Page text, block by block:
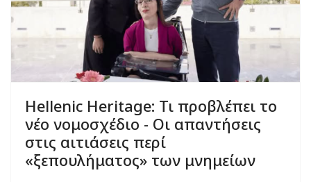
Hellenic Heritage: Τι προβλέπει το
νέο νομοσχέδιο - Οι απαντήσεις
στις αιτιάσεις περί
«ξεπουλήματος» των μνημείων